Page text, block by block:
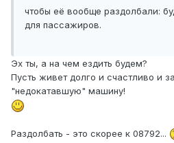
чтобы её вообще раздолбали:
для пассажиров.
Эх ты, а на чем ездить будем?
Пусть живет долго и счастливо и
"недокатавшую" машину!
Раздолбать - это скорее к 08792...